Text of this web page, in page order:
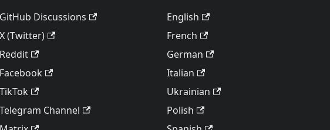
GitHub Discussions
X (Twitter)
Reddit
Facebook
TikTok
Telegram Channel
English
French
German
Italian
Ukrainian
Polish